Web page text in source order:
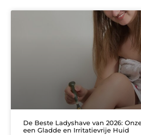
De Beste Ladyshave van 2026:
een Gladde en Irritatievrije Huid